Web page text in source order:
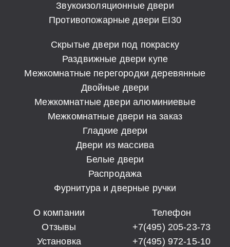
Звукоизоляционные двери
Противопожарные двери EI30
Скрытые двери под покраску
Раздвижные двери купе
Межкомнатные перегородки деревянные
Двойные двери
Межкомнатные двери алюминиевые
Межкомнатные двери на заказ
Гладкие двери
Двери из массива
Белые двери
Распродажа
Фурнитура и дверные ручки
О компании
Отзывы
Установка
Телефон
+7(495) 205-23-73
+7(495) 972-15-10